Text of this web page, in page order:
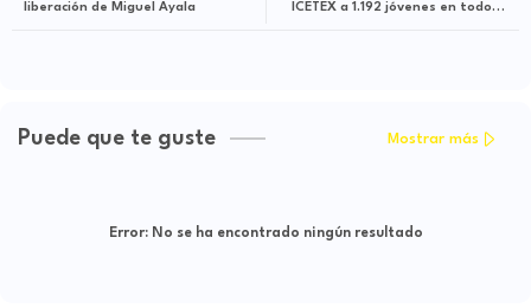
ICETEX a 1.192 jóvenes en todo el
liberación de Miguel Ayala
Puede que te guste Mostrar más
Error:No se ha encontrado ningún resultado